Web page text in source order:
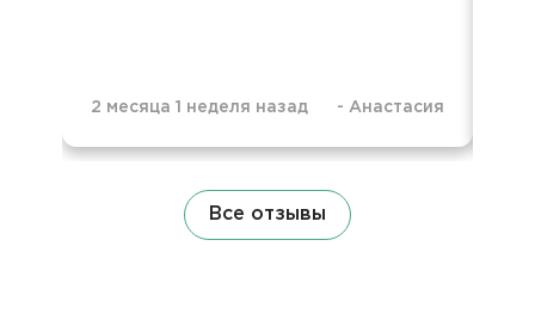
2 месяца 1 неделя назад - Анастасия
Все отзывы